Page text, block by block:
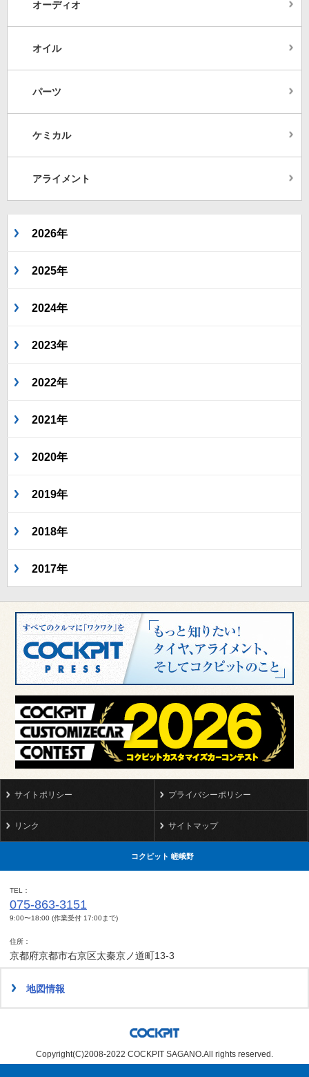
オーディオ
オイル
パーツ
ケミカル
アライメント
2026年
2025年
2024年
2023年
2022年
2021年
2020年
2019年
2018年
2017年
サイトポリシー プライバシーポリシー
リンク サイトマップ
コクピット 嵯峨野
TEL
075-863-3151
9:00〜18:00 (作業受付 17:00まで)
住所
京都府京都市右京区太秦京ノ道町13-3
地図情報
Copyright(C)2008-2022 COCKPIT SAGANO.All rights reserved.